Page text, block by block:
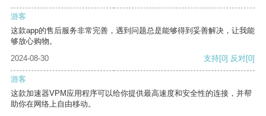
游客
这款app的售后服务非常完善，遇到问题总是能够得到妥善解决，让我能
够放心购物。
2024-08-30
支持[0] 反对[0]
游客
这款加速器VPM应用程序可以给你提供最高速度和安全性的连接，并帮
助你在网络上自由移动。